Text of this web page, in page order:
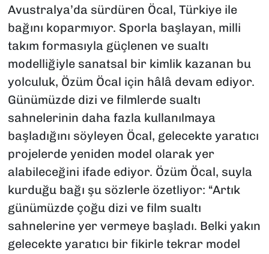
Avustralya’da sürdüren Öcal, Türkiye ile
bağını koparmıyor. Sporla başlayan, milli
takım formasıyla güçlenen ve sualtı
modelliğiyle sanatsal bir kimlik kazanan bu
yolculuk, Özüm Öcal için hâlâ devam ediyor.
Günümüzde dizi ve filmlerde sualtı
sahnelerinin daha fazla kullanılmaya
başladığını söyleyen Öcal, gelecekte yaratıcı
projelerde yeniden model olarak yer
alabileceğini ifade ediyor. Özüm Öcal, suyla
kurduğu bağı şu sözlerle özetliyor: “Artık
günümüzde çoğu dizi ve film sualtı
sahnelerine yer vermeye başladı. Belki yakın
gelecekte yaratıcı bir fikirle tekrar model